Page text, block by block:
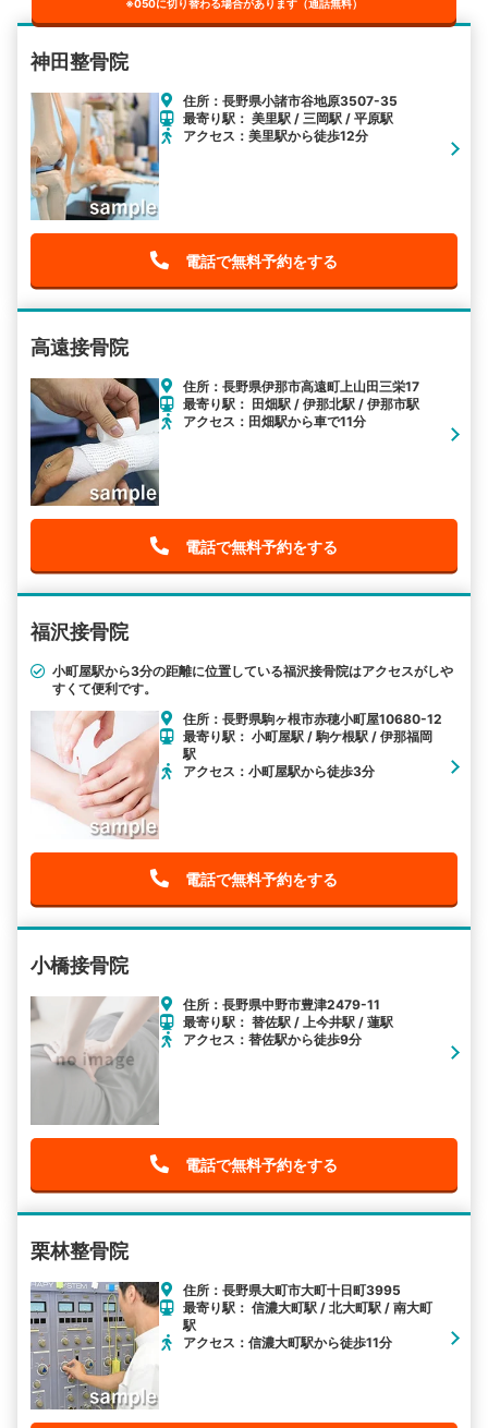
※050に切り替わる場合があります（通話無料）
神田整骨院
住所：長野県小諸市谷地原3507-35
最寄り駅： 美里駅 / 三岡駅 / 平原駅
アクセス：美里駅から徒歩12分
電話で無料予約をする
高遠接骨院
住所：長野県伊那市高遠町上山田三栄17
最寄り駅： 田畑駅 / 伊那北駅 / 伊那市駅
アクセス：田畑駅から車で11分
電話で無料予約をする
福沢接骨院
小町屋駅から3分の距離に位置している福沢接骨院はアクセスがしや
すくて便利です。
住所：長野県駒ヶ根市赤穂小町屋10680-12
最寄り駅： 小町屋駅 / 駒ケ根駅 / 伊那福岡
駅
アクセス：小町屋駅から徒歩3分
電話で無料予約をする
小橋接骨院
住所：長野県中野市豊津2479-11
最寄り駅： 替佐駅 / 上今井駅 / 蓮駅
アクセス：替佐駅から徒歩9分
電話で無料予約をする
栗林整骨院
住所：長野県大町市大町十日町3995
最寄り駅： 信濃大町駅 / 北大町駅 / 南大町
駅
アクセス：信濃大町駅から徒歩11分